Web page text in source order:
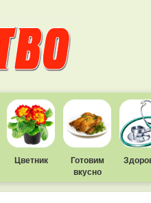
Цветник
Готовим
вкусно